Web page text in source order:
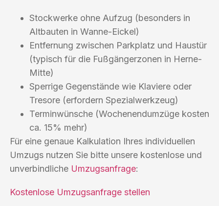
Stockwerke ohne Aufzug (besonders in
Altbauten in Wanne-Eickel)
Entfernung zwischen Parkplatz und Haustür
(typisch für die Fußgängerzonen in Herne-
Mitte)
Sperrige Gegenstände wie Klaviere oder
Tresore (erfordern Spezialwerkzeug)
Terminwünsche (Wochenendumzüge kosten
ca. 15% mehr)
Für eine genaue Kalkulation Ihres individuellen
Umzugs nutzen Sie bitte unsere kostenlose und
unverbindliche Umzugsanfrage:
Kostenlose Umzugsanfrage stellen